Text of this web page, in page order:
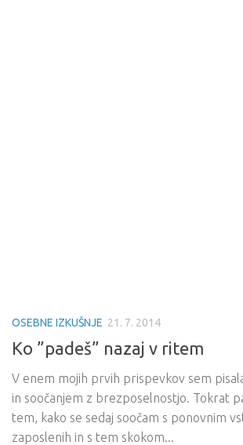
OSEBNE IZKUŠNJE 21. 7. 2014
Ko ”padeš” nazaj v ritem
V enem mojih prvih prispevkov sem
in soočanjem z brezposelnostjo. Tokrat
tem, kako se sedaj soočam s ponovnim
zaposlenih in s tem skokom...